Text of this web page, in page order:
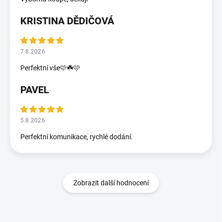
KRISTINA DĚDIČOVÁ
7.8.2026
Perfektní vše🩷☘️🩷
PAVEL
5.8.2026
Perfektní komunikace, rychlé dodání.
Zobrazit další hodnocení